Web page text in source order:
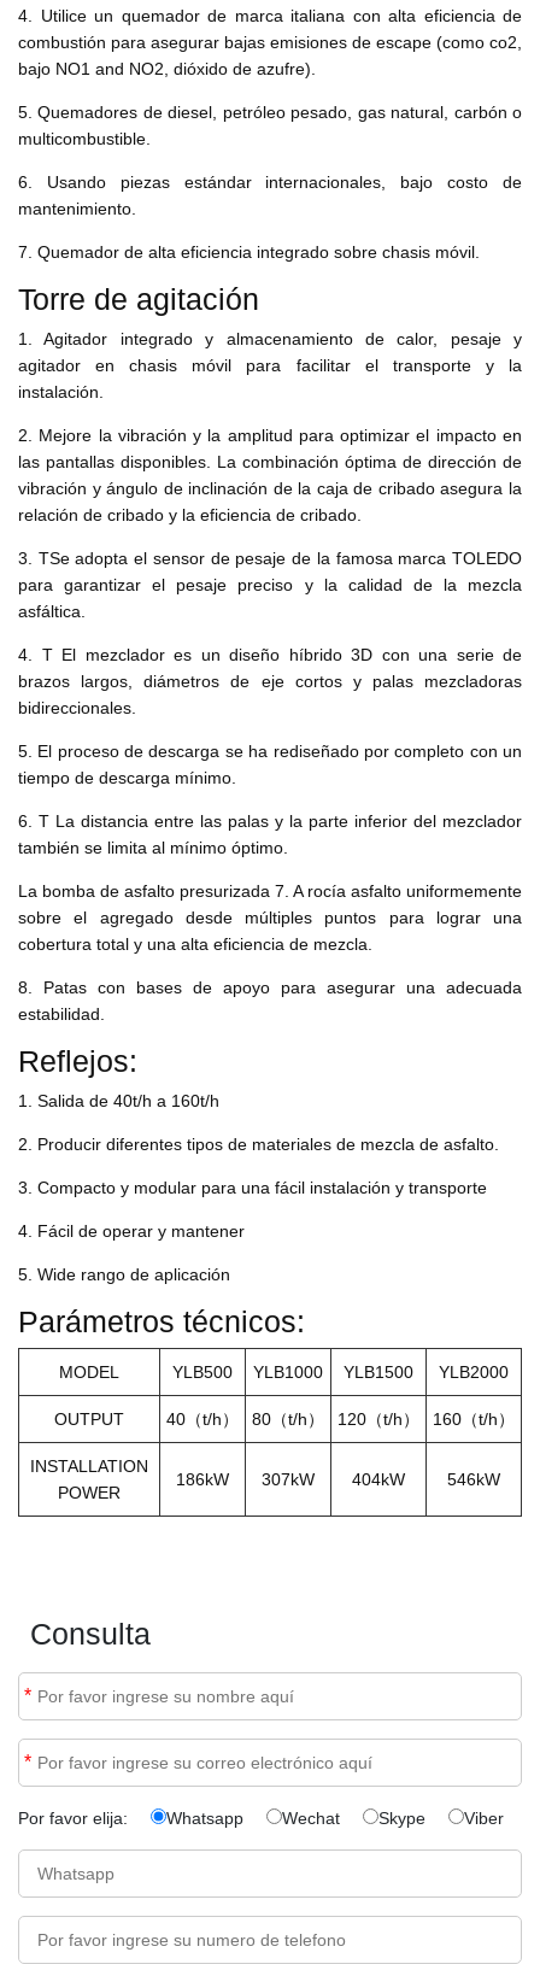
4. Utilice un quemador de marca italiana con alta eficiencia de
combustión para asegurar bajas emisiones de escape (como co2,
bajo NO1 and NO2, dióxido de azufre).
5. Quemadores de diesel, petróleo pesado, gas natural, carbón o
multicombustible.
6. Usando piezas estándar internacionales, bajo costo de
mantenimiento.
7. Quemador de alta eficiencia integrado sobre chasis móvil.
Torre de agitación
1. Agitador integrado y almacenamiento de calor, pesaje y
agitador en chasis móvil para facilitar el transporte y la
instalación.
2. Mejore la vibración y la amplitud para optimizar el impacto en
las pantallas disponibles. La combinación óptima de dirección de
vibración y ángulo de inclinación de la caja de cribado asegura la
relación de cribado y la eficiencia de cribado.
3. TSe adopta el sensor de pesaje de la famosa marca TOLEDO
para garantizar el pesaje preciso y la calidad de la mezcla
asfáltica.
4. T El mezclador es un diseño híbrido 3D con una serie de
brazos largos, diámetros de eje cortos y palas mezcladoras
bidireccionales.
5. El proceso de descarga se ha rediseñado por completo con un
tiempo de descarga mínimo.
6. T La distancia entre las palas y la parte inferior del mezclador
también se limita al mínimo óptimo.
La bomba de asfalto presurizada 7. A rocía asfalto uniformemente
sobre el agregado desde múltiples puntos para lograr una
cobertura total y una alta eficiencia de mezcla.
8. Patas con bases de apoyo para asegurar una adecuada
estabilidad.
Reflejos:
1. Salida de 40t/h a 160t/h
2. Producir diferentes tipos de materiales de mezcla de asfalto.
3. Compacto y modular para una fácil instalación y transporte
4. Fácil de operar y mantener
5. Wide rango de aplicación
Parámetros técnicos:
MODEL YLB500 YLB1000 YLB1500 YLB2000
OUTPUT 40（t/h） 80（t/h） 120（t/h） 160（t/h）
INSTALLATION
POWER
186kW 307kW 404kW 546kW
Consulta
*
*
Por favor elija: Whatsapp Wechat Skype Viber